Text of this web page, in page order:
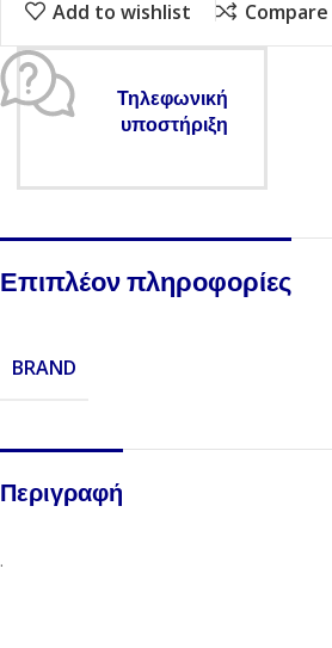
Add to wishlist Compare
Τηλεφωνική
υποστήριξη
Επιπλέον πληροφορίες
BRAND
Περιγραφή
.